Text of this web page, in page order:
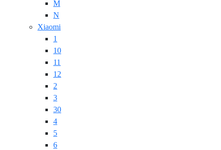
M
N
Xiaomi
1
10
11
12
2
3
30
4
5
6